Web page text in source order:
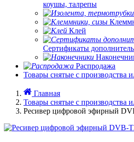
коушы, талрепы
Клей
Сертификаты
Распродажа
Товары снятые с производства
Главная
Товары снятые с производства
Ресивер цифровой эфирный